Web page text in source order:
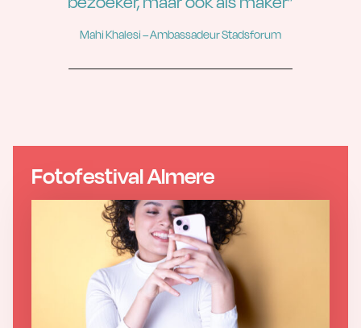
Mahi Khalesi – Ambassadeur Stadsforum
Fotofestival Almere